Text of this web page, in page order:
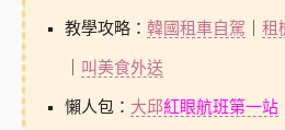
教學攻略： 韓國租車自駕 租
叫美食外送
懶人包： 大邱紅眼航班第一站｜